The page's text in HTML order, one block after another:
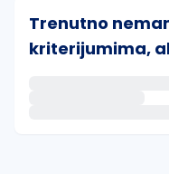
Trenutno
kriterijumima,